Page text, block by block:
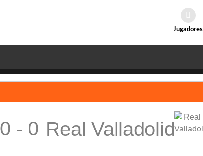
Jugadores
0 - 0 Real Valladolid